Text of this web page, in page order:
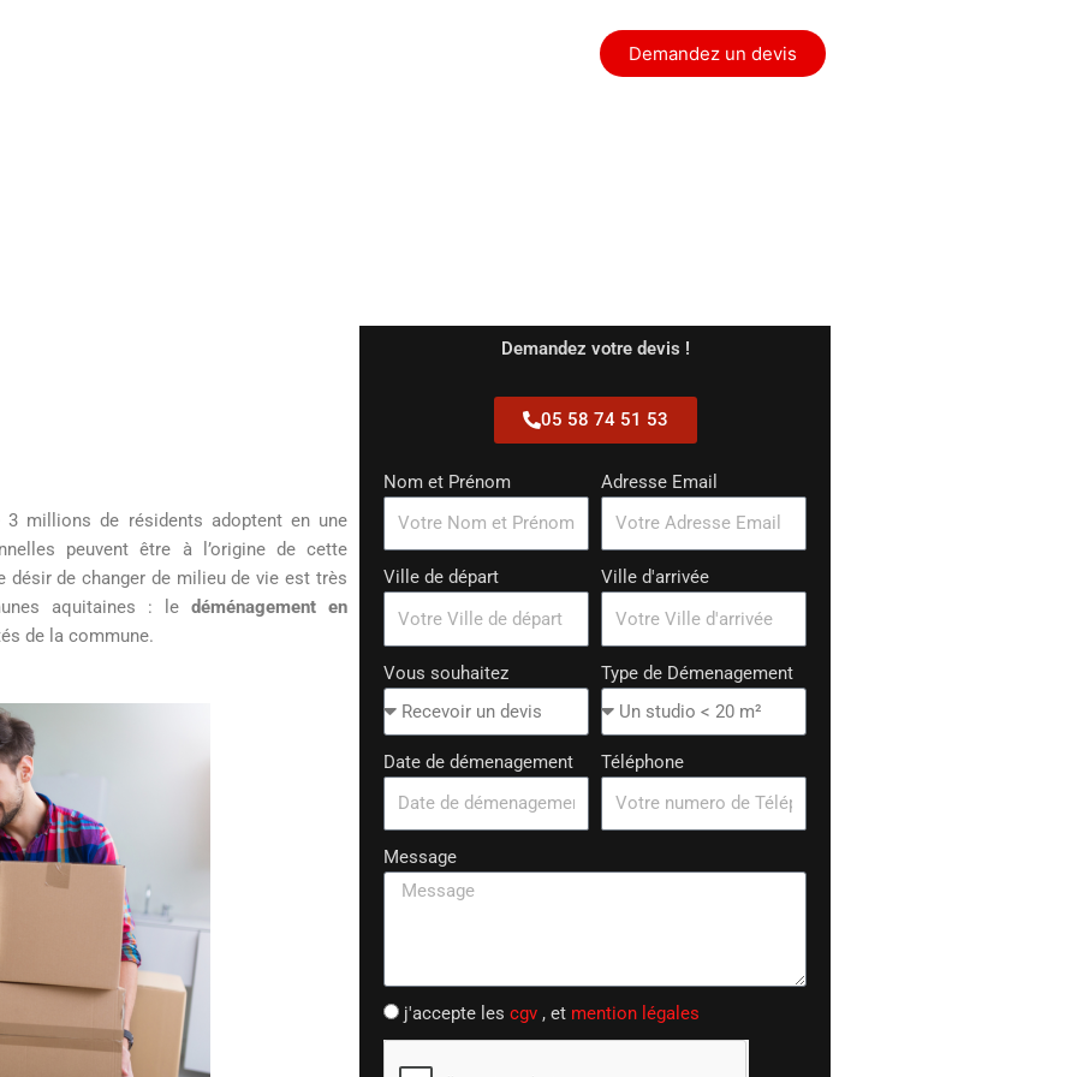
Demandez un devis
3 millions de résidents adoptent en une
peuvent être à l’origine de cette
désir de changer de milieu de vie est très
aquitaines : le déménagement en
de la commune.
Demandez votre devis !
05 58 74 51 53
Nom et Prénom Adresse Email
Ville de départ Ville d'arrivée
Vous souhaitez Type de Démenagement
Date de démenagement Téléphone
Message
j'accepte les cgv, et mention légales